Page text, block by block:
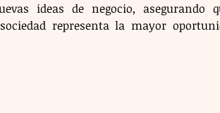
ideas de negocio, asegurando
representa la mayor